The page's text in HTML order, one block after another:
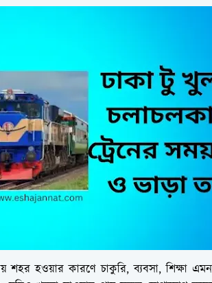
শহর হওয়ার কারণে চাকুরি, ব্যবসা, শিক্ষা